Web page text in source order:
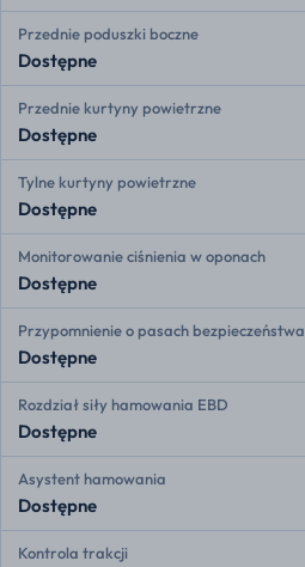
Przednie poduszki boczne
Dostępne
Przednie kurtyny powietrzne
Dostępne
Tylne kurtyny powietrzne
Dostępne
Monitorowanie ciśnienia w oponach
Dostępne
Przypomnienie o pasach bezpieczeństwa
Dostępne
Rozdział siły hamowania EBD
Dostępne
Asystent hamowania
Dostępne
Kontrola trakcji